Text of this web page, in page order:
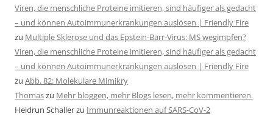
Viren, die menschliche Proteine imitieren, sind häufiger als gedacht
– und können Autoimmunerkrankungen auslösen | Friendly Fire
zu Multiple Sklerose und das Epstein-Barr-Virus: MS wegimpfen?
Viren, die menschliche Proteine imitieren, sind häufiger als gedacht
– und können Autoimmunerkrankungen auslösen | Friendly Fire
zu Abb. 82: Molekulare Mimikry
Thomaszu Mehr bloggen, mehr Blogs lesen, mehr kommentieren.
Heidrun Schallerzu Immunreaktionen auf SARS-CoV-2